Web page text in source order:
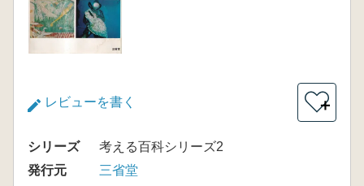
レビューを書く ＋
シリーズ
考える百科シリーズ2
発行元
三省堂